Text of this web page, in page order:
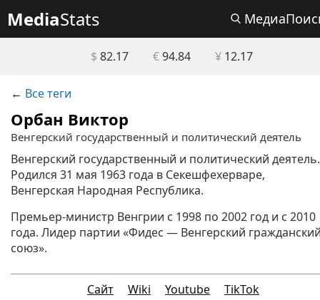
MediaStats
$ 82.17 €94.84 ¥12.17
← Все теги
Орбан Виктор
Венгерский государственный и политический деятель
Венгерский государственный и политический деятель.
Родился 31 мая 1963 года в Секешфехерваре,
Венгерская Народная Республика.
Премьер-министр Венгрии с 1998 по 2002 год и с 2010
года. Лидер партии «Фидес — Венгерский
союз».
Сайт Wiki Youtube TikTok